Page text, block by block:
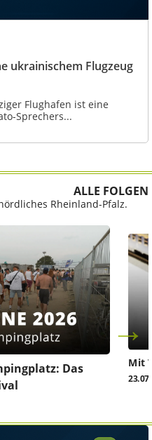
ukrainischem Flugzeug
Flughafen ist eine
Sprechers...
ALLE FOLGEN
Rheinland-Pfalz.
Das
Mit